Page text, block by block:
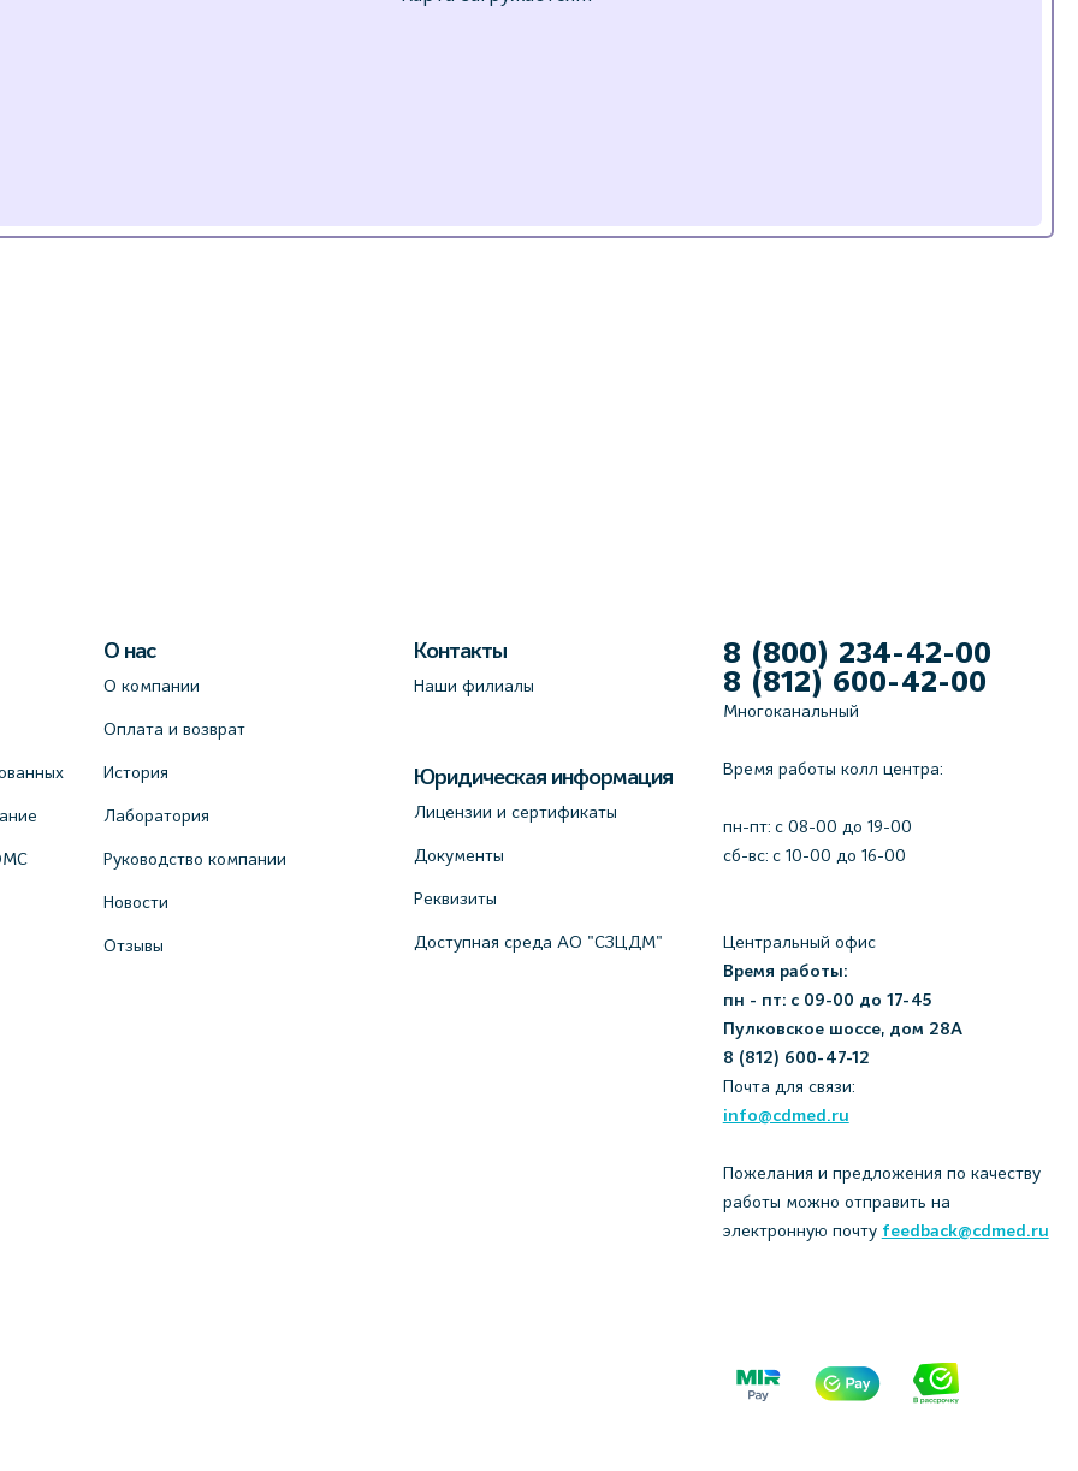
О нас
О компании
Оплата и возврат
История
Лаборатория
Руководство компании
Новости
Отзывы
Контакты
Наши филиалы
Юридическая информация
Лицензии и сертификаты
Документы
Реквизиты
Доступная среда АО "СЗЦДМ"
8 (800) 234-42-00
8 (812) 600-42-00
Многоканальный
Время работы колл центра:
пн-пт: c 08-00 до 19-00
сб-вс: с 10-00 до 16-00
Центральный офис
Время работы:
пн - пт: с 09-00 до 17-45
Пулковское шоссе, дом 28А
8 (812) 600-47-12
Почта для связи:
info@cdmed.ru
Пожелания и предложения по качеству
работы можно отправить на
электронную почту feedback@cdmed.ru